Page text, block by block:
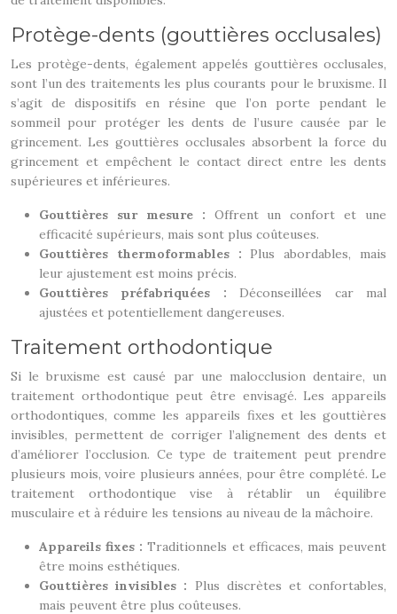
Protège-dents (gouttières occlusales)
Les protège-dents, également appelés gouttières occlusales,
sont l’un des traitements les plus courants pour le bruxisme. Il
s’agit de dispositifs en résine que l’on porte pendant le
sommeil pour protéger les dents de l’usure causée par le
grincement. Les gouttières occlusales absorbent la force du
grincement et empêchent le contact direct entre les dents
supérieures et inférieures.
Gouttières sur mesure : Offrent un confort et une
efficacité supérieurs, mais sont plus coûteuses.
Gouttières thermoformables : Plus abordables, mais
leur ajustement est moins précis.
Gouttières préfabriquées : Déconseillées car mal
ajustées et potentiellement dangereuses.
Traitement orthodontique
Si le bruxisme est causé par une malocclusion dentaire, un
traitement orthodontique peut être envisagé. Les appareils
orthodontiques, comme les appareils fixes et les gouttières
invisibles, permettent de corriger l’alignement des dents et
d’améliorer l’occlusion. Ce type de traitement peut prendre
plusieurs mois, voire plusieurs années, pour être complété. Le
traitement orthodontique vise à rétablir un équilibre
musculaire et à réduire les tensions au niveau de la mâchoire.
Appareils fixes :Traditionnels et efficaces, mais peuvent
être moins esthétiques.
Gouttières invisibles : Plus discrètes et confortables,
mais peuvent être plus coûteuses.